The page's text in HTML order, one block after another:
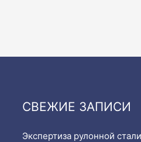
СВЕЖИЕ ЗАПИСИ
Экспертиза рулонной